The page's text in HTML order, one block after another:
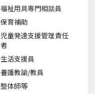
福祉用具専門相談員
保育補助
児童発達支援管理責任
者
生活支援員
養護教諭/教員
整体師等